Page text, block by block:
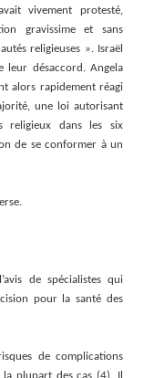
vivement protesté,
gravissime et sans
religieuses ». Israël
leur désaccord. Angela
alors rapidement réagi
une loi autorisant
religieux dans les six
de se conformer à un
de spécialistes qui
pour la santé des
de complications
plupart des cas (4). Il